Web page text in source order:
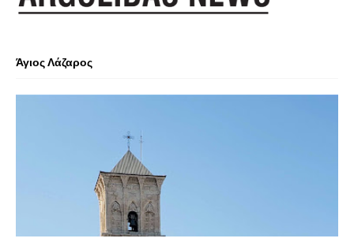
Άγιος Λάζαρος